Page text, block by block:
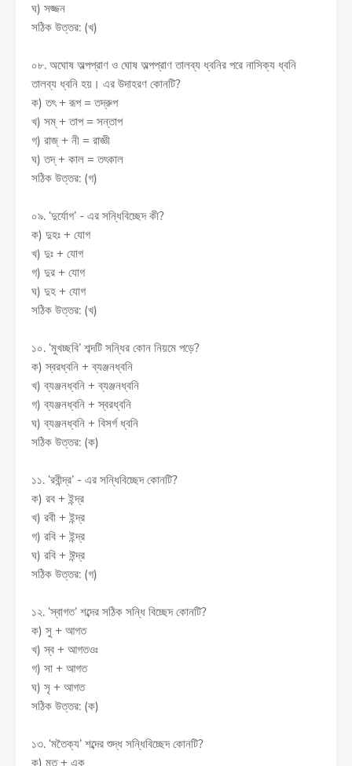
ঘ) সজ্জন
সঠিক উত্তর: (খ)
০৮. অঘোষ অল্পপ্রাণ ও ঘোষ অল্পপ্রাণ তালব্য ধ্বনির পরে নাসিক্য ধ্বনি
তালব্য ধ্বনি হয়। এর উদাহরণ কোনটি?
ক) তৎ + রূপ = তদ্রুপ
খ) সম্ + তাপ = সন্তাপ
গ) রাজ্ + নী = রাজ্ঞী
ঘ) তদ্ + কাল = তৎকাল
সঠিক উত্তর: (গ)
০৯. ‘দুর্যোগ’ - এর সন্ধিবিচ্ছেদ কী?
ক) দুহঃ + যোগ
খ) দুঃ + যোগ
গ) দুর + যোগ
ঘ) দুহ + যোগ
সঠিক উত্তর: (খ)
১০. ‘মুখচ্ছবি’ শব্দটি সন্ধির কোন নিয়মে পড়ে?
ক) স্বরধ্বনি + ব্যঞ্জনধ্বনি
খ) ব্যঞ্জনধ্বনি + ব্যঞ্জনধ্বনি
গ) ব্যঞ্জনধ্বনি + স্বরধ্বনি
ঘ) ব্যঞ্জনধ্বনি + বিসর্গ ধ্বনি
সঠিক উত্তর: (ক)
১১. ‘রবীন্দ্র’ - এর সন্ধিবিচ্ছেদ কোনটি?
ক) রব + ইন্দ্র
খ) রবী + ইন্দ্র
গ) রবি + ইন্দ্র
ঘ) রবি + ঈন্দ্র
সঠিক উত্তর: (গ)
১২. ‘স্বাগত’ শব্দের সঠিক সন্ধি বিচ্ছেদ কোনটি?
ক) সু + আগত
খ) স্ব + আগতওঃ
গ) সা + আগত
ঘ) সৃ + আগত
সঠিক উত্তর: (ক)
১৩. ‘মতৈক্য’ শব্দের শুদ্ধ সন্ধিবিচ্ছেদ কোনটি?
ক) মত + এক